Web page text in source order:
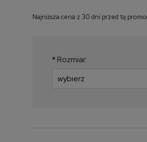
Najniższa cena z 30 dni przed tą
najniższa cena od
* Rozmiar: